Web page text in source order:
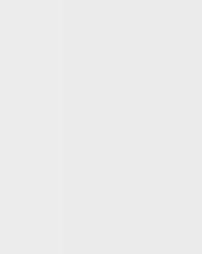
投資
楽天証券株
各投資信託
各投資信託